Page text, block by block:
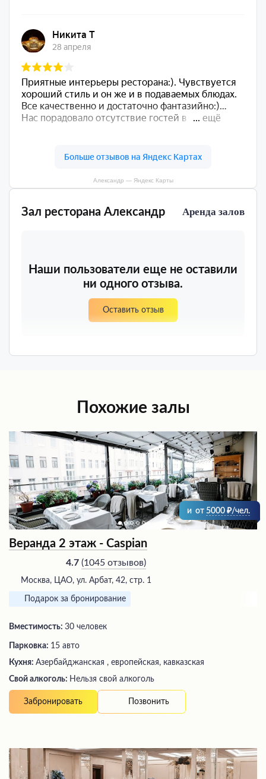
Зал ресторана Александр Аренда залов
Наши пользователи еще не оставили
ни одного отзыва.
Оставить отзыв
Александр — Яндекс Карты
Похожие залы
и от 5000 /чел.
Веранда 2 этаж - Caspian
4.7 (1045 отзывов)
Москва, ЦАО, ул. Арбат, 42, стр. 1
Подарок за бронирование
Вместимость: 30 человек
Парковка: 15 авто
Кухня: Азербайджанская , европейская, кавказская
Свой алкоголь: Нельзя свой алкоголь
Забронировать Позвонить